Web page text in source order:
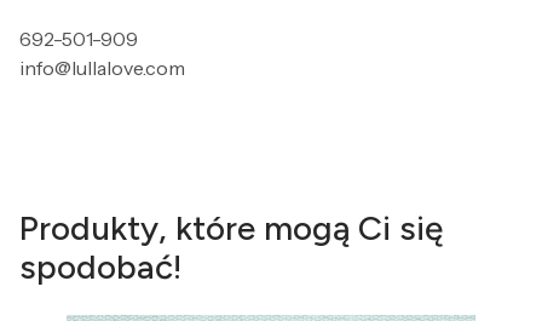
692-501-909
info@lullalove.com
Produkty, które mogą Ci się
spodobać!